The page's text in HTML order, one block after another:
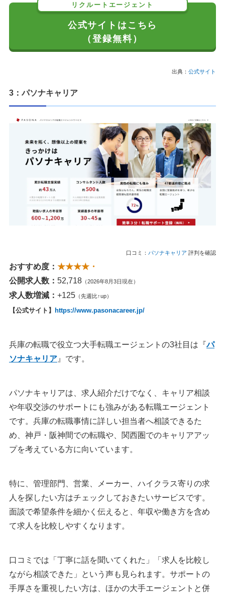
リクルートエージェント
公式サイトはこちら
（登録無料）
出典： 公式サイト
3：パソナキャリア
口コミ： パソナキャリア 評判を確認
おすすめ度： ★★★★・
公開求人数： 52,718 （2026年8月3日現在）
求人数増減： +125 （先週比↑up）
【公式サイト】 https://www.pasonacareer.jp/
兵庫の転職で役立つ大手転職エージェントの3社目は『パ
ソナキャリア 』です。
パソナキャリアは、求人紹介だけでなく、キャリア相談
や年収交渉のサポートにも強みがある転職エージェント
です。兵庫の転職事情に詳しい担当者へ相談できるた
め、神戸・阪神間での転職や、関西圏でのキャリアアッ
プを考えている方に向いています。
特に、管理部門、営業、メーカー、ハイクラス寄りの求
人を探したい方はチェックしておきたいサービスです。
面談で希望条件を細かく伝えると、年収や働き方を含め
て求人を比較しやすくなります。
口コミでは「丁寧に話を聞いてくれた」「求人を比較し
ながら相談できた」という声も見られます。サポートの
手厚さを重視したい方は、ほかの大手エージェントと併